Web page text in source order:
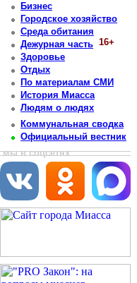
Бизнес
Городское хозяйство
Среда обитания
Дежурная часть 16+
Здоровье
Отдых
По материалам СМИ
История Миасса
Людям о людях
Коммунальная сводка
Официальный вестник
мы в соцсетях